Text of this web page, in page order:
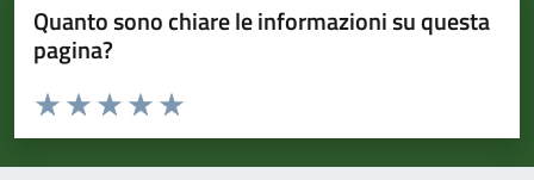
Quanto sono chiare le informazioni su questa
pagina?
Valuta da 1 a 5 stelle la pagina
Valuta 5 stelle su 5
Valuta 4 stelle su 5
Valuta 3 stelle su 5
Valuta 2 stelle su 5
Valuta 1 stelle su 5